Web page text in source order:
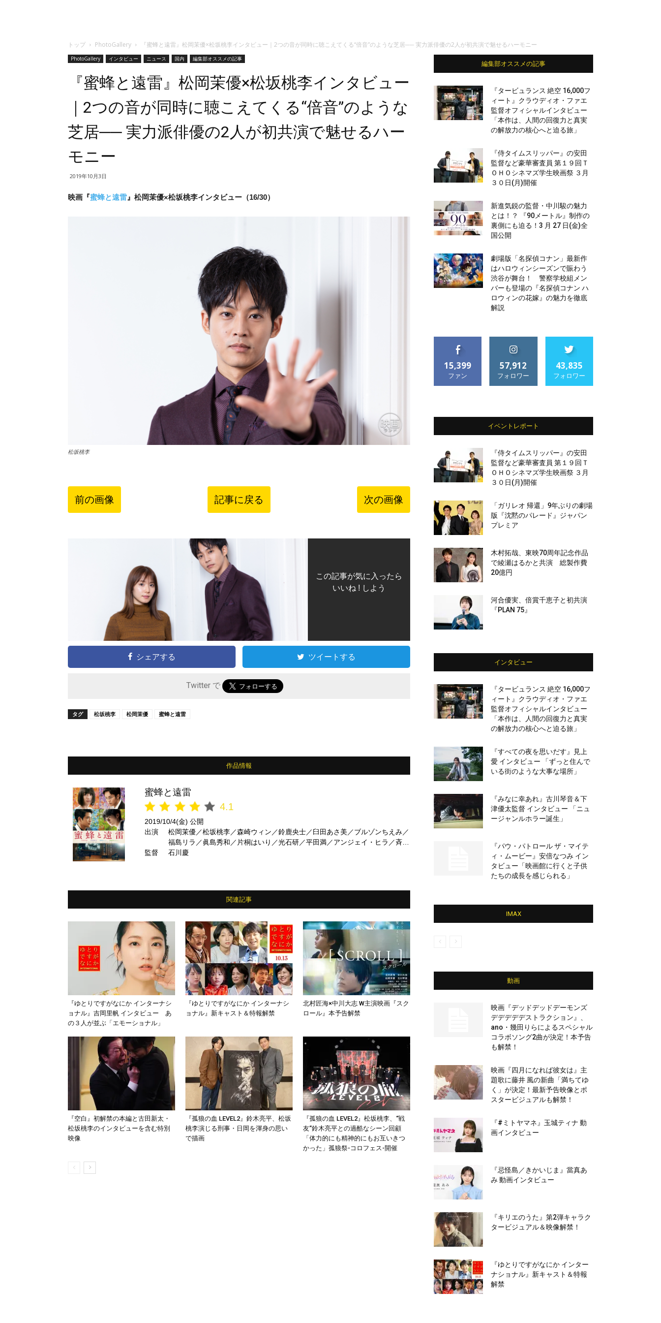
トップ PhotoGallery 『蜜蜂と遠雷』松岡茉優×松坂桃李インタビュー｜2つの音が同時に聴こえてくる“倍音”のような芝居── 実力派俳優の2人が初共演で魅せるハーモニー
PhotoGallery インタビュー ニュース 国内 編集部オススメの記事
『蜜蜂と遠雷』松岡茉優×松坂桃李インタビュー
｜2つの音が同時に聴こえてくる“倍音”のような
芝居── 実力派俳優の2人が初共演で魅せるハー
モニー
2019年10月3日
映画『蜜蜂と遠雷 』松岡茉優×松坂桃李インタビュー（16/30）
松坂桃李
前の画像 記事に戻る 次の画像
この記事が気に入ったら
いいね ! しよう
シェアする ツイートする
Twitter で
タグ 松坂桃李 松岡茉優 蜜蜂と遠雷
作品情報
蜜蜂と遠雷
4.1
2019/10/4(金) 公開
出演
松岡茉優／松坂桃李／森崎ウィン／鈴鹿央士／臼田あさ美／ブルゾンちえみ／
福島リラ／眞島秀和／片桐はいり／光石研／平田満／アンジェイ・ヒラ／斉藤
由貴／鹿賀丈史 ほか
監督 石川慶
関連記事
『ゆとりですがなにか インターナシ
ョナル』吉岡里帆 インタビュー あ
の３人が並ぶ「エモーショナル」
『ゆとりですがなにか インターナシ
ョナル』新キャスト＆特報解禁
北村匠海×中川大志 W主演映画『スク
ロール』本予告解禁
『空白』初解禁の本編と古田新太・
松坂桃李のインタビューを含む特別
映像
『孤狼の血 LEVEL2』鈴木亮平、松坂
桃李演じる刑事・日岡を渾身の思い
で描画
『孤狼の血 LEVEL2』松坂桃李、“戦
友”鈴木亮平との過酷なシーン回顧
「体力的にも精神的にもお互いきつ
かった」孤狼祭-コロフェス-開催
編集部オススメの記事
『タービュランス 絶空 16,000フ
ィート』クラウディオ・ファエ
監督オフィシャルインタビュー
「本作は、人間の回復力と真実
の解放力の核心へと迫る旅」
『侍タイムスリッパー』の安田
監督など豪華審査員 第１９回Ｔ
ＯＨＯシネマズ学生映画祭 ３月
３０日(月)開催
新進気鋭の監督・中川駿の魅力
とは！？ 『90メートル』制作の
裏側にも迫る！3 月 27 日(金)全
国公開
劇場版「名探偵コナン」最新作
はハロウィンシーズンで賑わう
渋谷が舞台！ 警察学校組メン
バーも登場の『名探偵コナン ハ
ロウィンの花嫁』の魅力を徹底
解説
15,399
ファン
57,912
フォロワー
43,835
フォロワー
イベントレポート
『侍タイムスリッパー』の安田
監督など豪華審査員 第１９回Ｔ
ＯＨＯシネマズ学生映画祭 ３月
３０日(月)開催
「ガリレオ 帰還」9年ぶりの劇場
版『沈黙のパレード』ジャパン
プレミア
木村拓哉、東映70周年記念作品
で綾瀬はるかと共演 総製作費
20億円
河合優実、倍賞千恵子と初共演
『PLAN 75』
インタビュー
『タービュランス 絶空 16,000フ
ィート』クラウディオ・ファエ
監督オフィシャルインタビュー
「本作は、人間の回復力と真実
の解放力の核心へと迫る旅」
『すべての夜を思いだす』見上
愛 インタビュー 「ずっと住んで
いる街のような大事な場所」
『みなに幸あれ』古川琴音＆下
津優太監督 インタビュー 「ニュ
ージャンルホラー誕生」
『パウ・パトロール ザ・マイテ
ィ・ムービー』安倍なつみ イン
タビュー「映画館に行くと子供
たちの成長を感じられる」
IMAX
動画
映画『デッドデッドデーモンズ
デデデデデストラクション』、
ano・幾田りらによるスペシャル
コラボソング2曲が決定！本予告
も解禁！
映画『四月になれば彼女は』主
題歌に藤井 風の新曲「満ちてゆ
く」が決定！最新予告映像とポ
スタービジュアルも解禁！
『#ミトヤマネ』玉城ティナ 動
画インタビュー
『忌怪島／きかいじま』當真あ
み 動画インタビュー
『キリエのうた』第2弾キャラク
タービジュアル＆映像解禁！
『ゆとりですがなにか インター
ナショナル』新キャスト＆特報
解禁